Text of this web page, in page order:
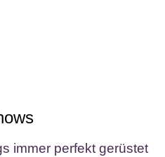
immer perfekt gerüstet